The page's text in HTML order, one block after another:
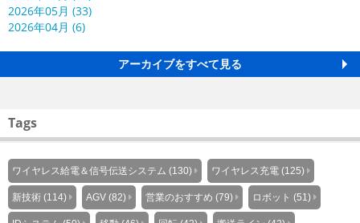
2026年05月 (33)
2026年04月 (6)
アーカイブをすべて見る
Tags
ワイヤレス給電＆信号伝送システム (130) ワイヤレス充電 (125)
新技術 (114) AGV (82) 営業のおすすめ (79) ロボット (51)